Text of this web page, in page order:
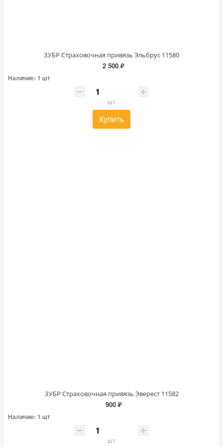
ЗУБР Страховочная привязь Эльбрус 11580
2 500 ₽
Наличие: 1 шт
шт
Купить
ЗУБР Страховочная привязь Эверест 11582
900 ₽
Наличие: 1 шт
шт